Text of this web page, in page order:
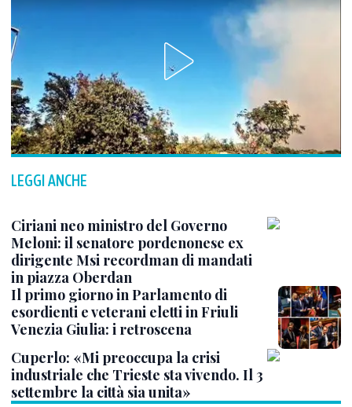
LEGGI ANCHE
Ciriani neo ministro del Governo
Meloni: il senatore pordenonese ex
dirigente Msi recordman di mandati
in piazza Oberdan
Il primo giorno in Parlamento di
esordienti e veterani eletti in Friuli
Venezia Giulia: i retroscena
Cuperlo: «Mi preoccupa la crisi
industriale che Trieste sta vivendo. Il 3
settembre la città sia unita»